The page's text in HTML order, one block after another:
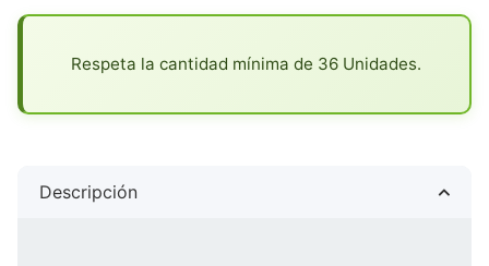
Respeta la cantidad mínima de 36 Unidades.
Descripción